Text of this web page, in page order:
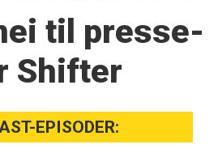
til presse­
Shifter
EPISODER: